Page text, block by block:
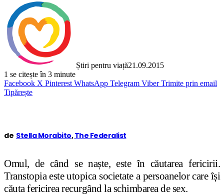
Știri pentru viață21.09.2015
1 se citește în 3 minute
Facebook X Pinterest WhatsApp Telegram Viber Trimite prin email
Tipărește
de Stella Morabito,The Federalist
Omul, de când se naște, este în căutarea fericirii.
Transtopia este utopica societate a persoanelor care își
căuta fericirea recurgând la schimbarea de sex.